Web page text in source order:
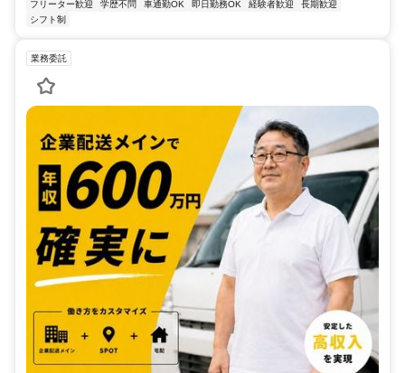
フリーター歓迎 学歴不問 車通勤OK 即日勤務OK 経験者歓迎
長期歓迎
シフト制
業務委託